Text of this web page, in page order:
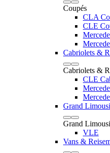
Coupés
CLA
CLE
Cabriolets &
Cabriolets &
CLE
Grand
Grand
VLE
Vans &